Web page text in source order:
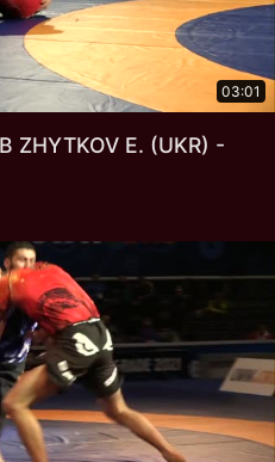
03:01
ZHYTKOV E. (UKR) -